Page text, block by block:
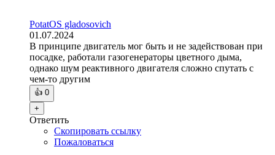
PotatOS gladosovich
01.07.2024
В принципе двигатель мог быть и не задействован при
посадке, работали газогенераторы цветного дыма,
однако шум реактивного двигателя сложно спутать с
чем-то другим
👍 0
+
Ответить
Скопировать ссылку
Пожаловаться